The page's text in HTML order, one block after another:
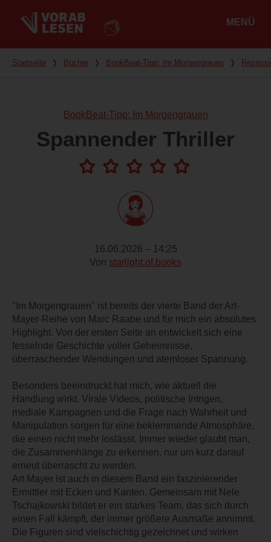
MENÜ
Du bist hier
Startseite ❭ Bücher ❭ BookBeat-Tipp: Im Morgengrauen ❭
BookBeat-Tipp: Im Morgengrauen
Spannender Thriller
16.06.2026 – 14:25
Von starlight.of.books
"Im Morgengrauen" ist bereits der vierte Band der Art-
Mayer-Reihe von Marc Raabe und für mich ein absolutes
Highlight. Von der ersten Seite an entwickelt sich eine
fesselnde Geschichte voller Geheimnisse,
überraschender Wendungen und atemloser Spannung.
Besonders beeindruckt hat mich, wie aktuell die
Handlung wirkt. Virale Videos, politische Intrigen,
mediale Kampagnen und die Frage nach Wahrheit und
Manipulation sorgen für eine beklemmende Atmosphäre,
die einen nicht mehr loslässt. Immer wieder glaubt man,
die Zusammenhänge zu erkennen, nur um kurz darauf
erneut überrascht zu werden.
Art Mayer ist auch in diesem Band ein faszinierender
Ermittler mit Ecken und Kanten. Gemeinsam mit Nele
Tschajkowski bildet er ein starkes Team, das sich durch
einen Fall kämpft, der immer größere Ausmaße annimmt.
Die Figuren sind vielschichtig gezeichnet und wirken